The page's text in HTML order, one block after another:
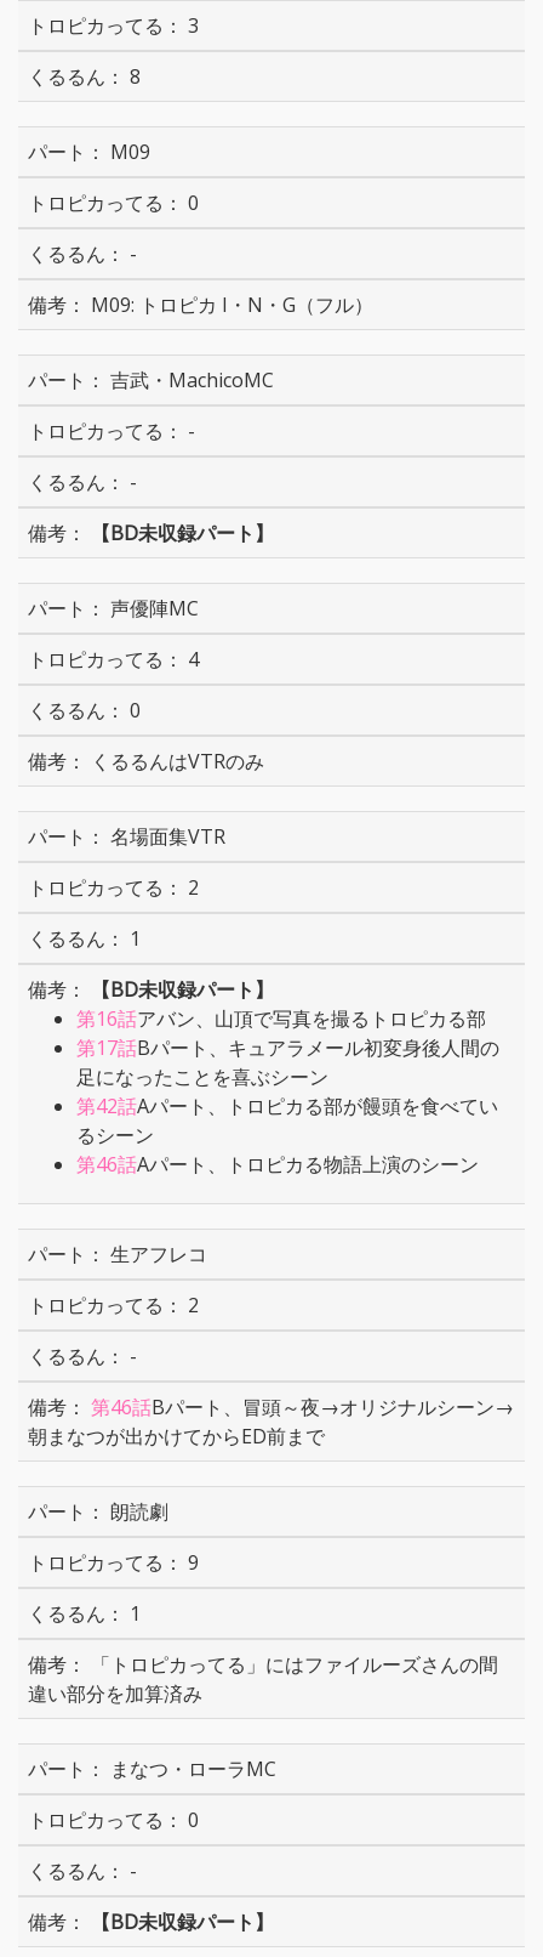
3
8
M09
0
-
M09: トロピカ I・N・G（フル）
吉武・MachicoMC
-
-
【BD未収録パート】
声優陣MC
4
0
くるるんはVTRのみ
名場面集VTR
2
1
【BD未収録パート】
第16話アバン、山頂で写真を撮るトロピカる部
第17話Bパート、キュアラメール初変身後人間の
足になったことを喜ぶシーン
第42話Aパート、トロピカる部が饅頭を食べてい
るシーン
第46話Aパート、トロピカる物語上演のシーン
生アフレコ
2
-
第46話Bパート、冒頭～夜→オリジナルシーン→
朝まなつが出かけてからED前まで
朗読劇
9
1
「トロピカってる」にはファイルーズさんの間
違い部分を加算済み
まなつ・ローラMC
0
-
【BD未収録パート】